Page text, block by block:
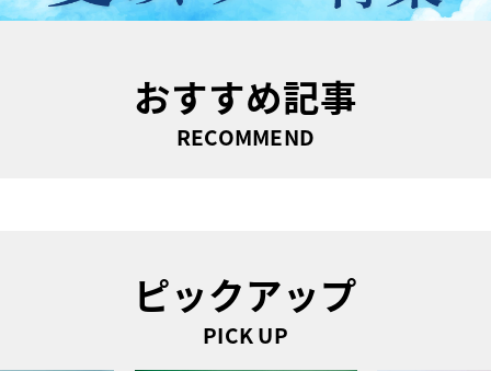
おすすめ記事
RECOMMEND
ピックアップ
PICK UP